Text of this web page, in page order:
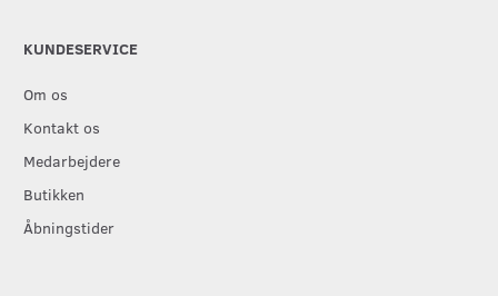
KUNDESERVICE
Om os
Kontakt os
Medarbejdere
Butikken
Åbningstider